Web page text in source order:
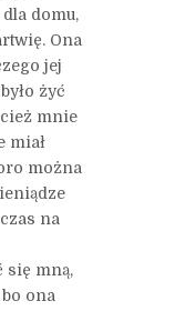
domu,
Ona
jej
żyć
mnie
miał
można
na
się mną,
bo ona